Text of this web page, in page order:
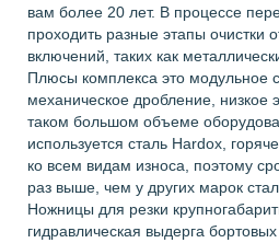
вам более 20 лет. В процессе
проходить разные этапы очистки
включений, таких как
Плюсы комплекса это модульное
механическое дробление, низкое
таком большом объеме
используется сталь Hardox,
ко всем видам износа, поэтому
раз выше, чем у других марок
Ножницы для резки
гидравлическая выдерга